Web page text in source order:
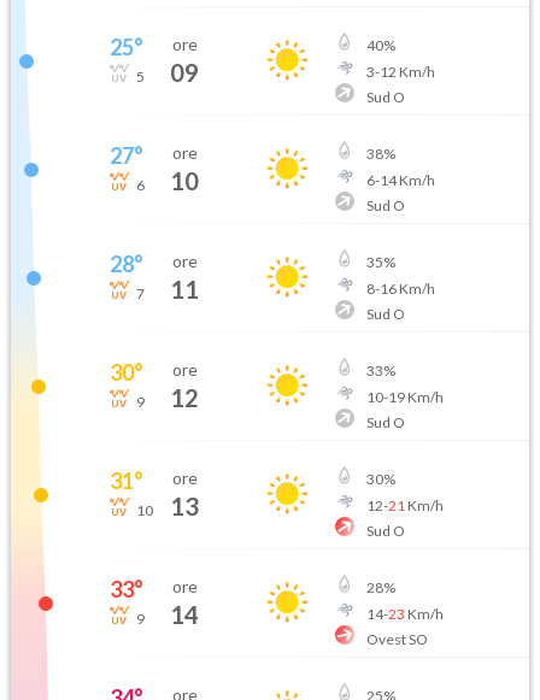
25°
5
ore
09
40%
3-12 Km/h
Sud O
27°
6
ore
10
38%
6-14Km/h
Sud O
28°
7
ore
11
35%
8-16Km/h
Sud O
30°
9
ore
12
33%
10-19Km/h
Sud O
31°
10
ore
13
30%
12-21 Km/h
Sud O
33°
9
ore
14
28%
14-23 Km/h
Ovest SO
ore 25%